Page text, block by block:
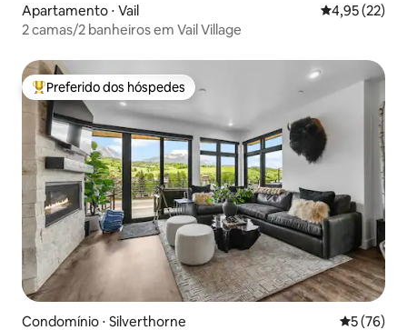
Apartamento ⋅ Vail 4,95 de uma
4,95 (22)
2 camas/2 banheiros em Vail Village
Entre os melhores preferidos dos hóspedes
Preferido dos hóspedes
Condomínio ⋅ Silverthorne 5 de uma
5 (76)